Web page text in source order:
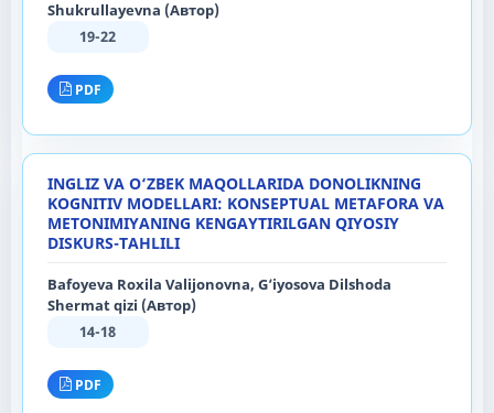
Shukrullayevna (Автор)
19-22
PDF
INGLIZ VA O‘ZBEK MAQOLLARIDA DONOLIKNING
KOGNITIV MODELLARI: KONSEPTUAL METAFORA VA
METONIMIYANING KENGAYTIRILGAN QIYOSIY
DISKURS-TAHLILI
Bafoyeva Roxila Valijonovna, G‘iyosova Dilshoda
Shermat qizi (Автор)
14-18
PDF